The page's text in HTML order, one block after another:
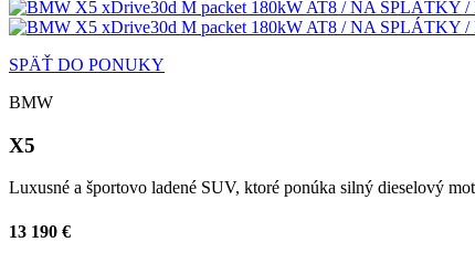
SPÄŤ DO PONUKY
BMW
X5
Luxusné a športovo ladené SUV, ktoré ponúka silný dieselový
13 190 €